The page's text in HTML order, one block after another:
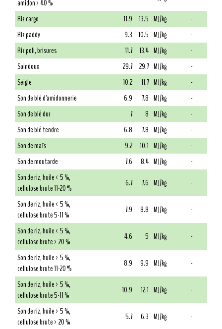
amidon > 40 %
Riz cargo
11.9 13.5 MJ/kg
-
Riz paddy
9.3 10.5 MJ/kg
-
Riz poli, brisures
11.7 13.4 MJ/kg
-
Saindoux
29.7 29.7 MJ/kg
-
Seigle
10.2 11.7 MJ/kg
-
Son de blé d'amidonnerie
6.9 7.8 MJ/kg
-
Son de blé dur
7 8 MJ/kg
-
Son de blé tendre
6.8 7.8 MJ/kg
-
Son de maïs
9.2 10.1 MJ/kg
-
Son de moutarde
7.6 8.4 MJ/kg
-
Son de riz, huile < 5 %,
cellulose brute 11-20 %
6.7 7.6 MJ/kg
-
Son de riz, huile < 5 %,
cellulose brute 5-11 %
7.9 8.8 MJ/kg
-
Son de riz, huile < 5 %,
cellulose brute > 20 %
4.6 5 MJ/kg
-
Son de riz, huile > 5 %,
cellulose brute 11-20 %
8.9 9.9 MJ/kg
-
Son de riz, huile > 5 %,
cellulose brute 5-11 %
10.9 12.1 MJ/kg
-
Son de riz, huile > 5 %,
cellulose brute > 20 %
5.7 6.3 MJ/kg
-